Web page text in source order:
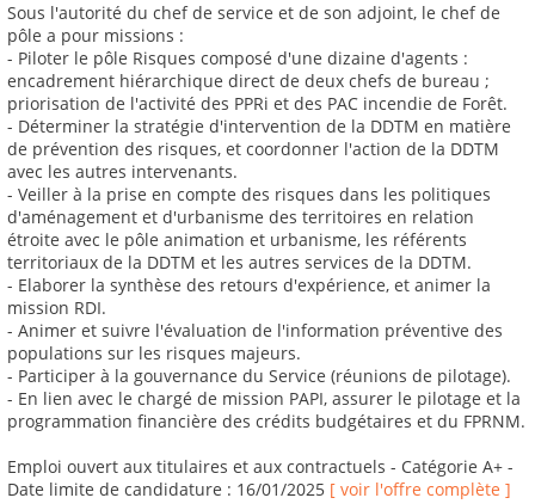
Sous l'autorité du chef de service et de son adjoint, le chef de
pôle a pour missions :
- Piloter le pôle Risques composé d'une dizaine d'agents :
encadrement hiérarchique direct de deux chefs de bureau ;
priorisation de l'activité des PPRi et des PAC incendie de Forêt.
- Déterminer la stratégie d'intervention de la DDTM en matière
de prévention des risques, et coordonner l'action de la DDTM
avec les autres intervenants.
- Veiller à la prise en compte des risques dans les politiques
d'aménagement et d'urbanisme des territoires en relation
étroite avec le pôle animation et urbanisme, les référents
territoriaux de la DDTM et les autres services de la DDTM.
- Elaborer la synthèse des retours d'expérience, et animer la
mission RDI.
- Animer et suivre l'évaluation de l'information préventive des
populations sur les risques majeurs.
- Participer à la gouvernance du Service (réunions de pilotage).
- En lien avec le chargé de mission PAPI, assurer le pilotage et la
programmation financière des crédits budgétaires et du FPRNM.
Emploi ouvert aux titulaires et aux contractuels - Catégorie A+ -
Date limite de candidature : 16/01/2025 [ voir l'offre complète ]